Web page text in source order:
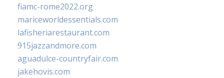
fiamc-rome2022.org
mariceworldessentials.com
lafisheriarestaurant.com
915jazzandmore.com
aguadulce-countryfair.com
jakehovis.com